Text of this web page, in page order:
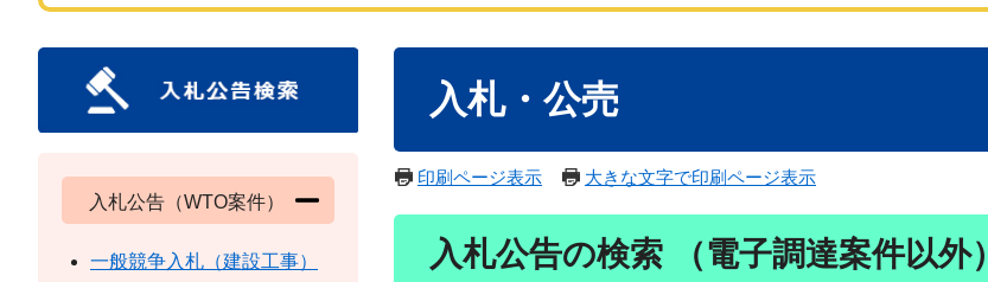
入札・公売
印刷ページ表示 大きな文字で印刷ページ表示
入札公告の検索 （電子調達案件以外）
入札公告（WTO案件）
一般競争入札（建設工事）